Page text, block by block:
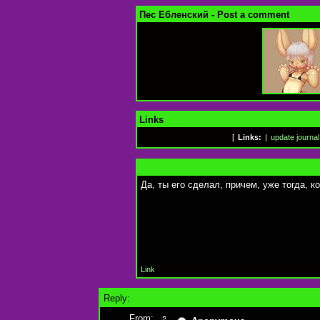
Пес Ебленский - Post a comment
Links
[ Links: update journal
Да, ты его сделал, причем, уже тогда,
Link
Reply: